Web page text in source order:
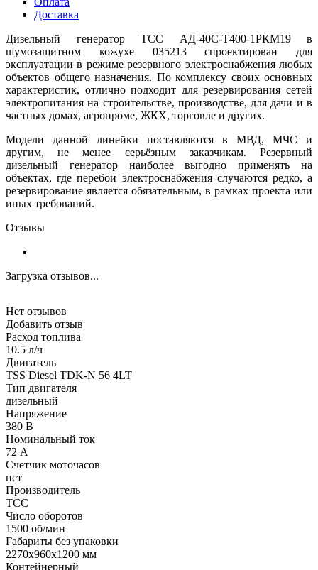
Доставка
Дизельный генератор ТСС АД-40С-Т400-1РКМ19 в
шумозащитном кожухе 035213 спроектирован для
эксплуатации в режиме резервного электроснабжения любых
объектов общего назначения. По комплексу своих основных
характеристик, отлично подходит для резервирования сетей
электропитания на строительстве, производстве, для дачи и в
частных домах, агропроме, ЖКХ, торговле и других.
Модели данной линейки поставляются в МВД, МЧС и
другим, не менее серьёзным заказчикам. Резервный
дизельный генератор наиболее выгодно применять на
объектах, где перебои электроснабжения случаются редко, а
резервирование является обязательным, в рамках проекта или
иных требований.
Отзывы
Загрузка отзывов...
Нет отзывов
Добавить отзыв
Расход топлива
10.5 л/ч
Двигатель
TSS Diesel TDK-N 56 4LT
Тип двигателя
дизельный
Напряжение
380 В
Номинальный ток
72 А
Счетчик моточасов
нет
Производитель
ТСС
Число оборотов
1500 об/мин
Габариты без упаковки
2270x960x1200 мм
Контейнерный